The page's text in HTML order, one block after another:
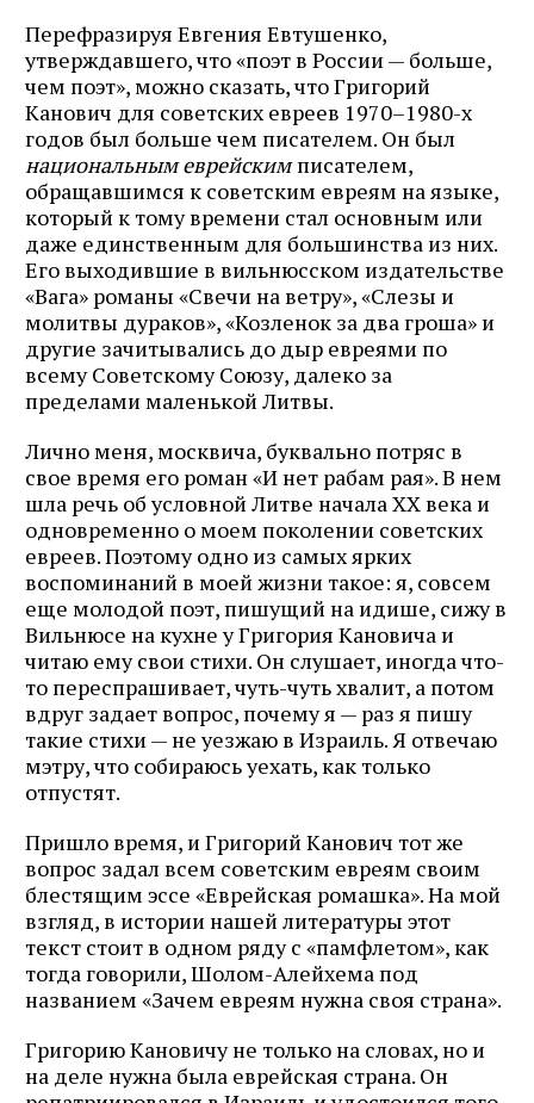
Перефразируя Евгения Евтушенко,
утверждавшего, что «поэт в России — больше,
чем поэт», можно сказать, что Григорий
Канович для советских евреев 1970–1980-х
годов был больше чем писателем. Он был
национальным еврейским писателем,
обращавшимся к советским евреям на языке,
который к тому времени стал основным или
даже единственным для большинства из них.
Его выходившие в вильнюсском издательстве
«Вага» романы «Свечи на ветру», «Слезы и
молитвы дураков», «Козленок за два гроша» и
другие зачитывались до дыр евреями по
всему Советскому Союзу, далеко за
пределами маленькой Литвы.
Лично меня, москвича, буквально потряс в
свое время его роман «И нет рабам рая». В нем
шла речь об условной Литве начала ХХ века и
одновременно о моем поколении советских
евреев. Поэтому одно из самых ярких
воспоминаний в моей жизни такое: я, совсем
еще молодой поэт, пишущий на идише, сижу в
Вильнюсе на кухне у Григория Кановича и
читаю ему свои стихи. Он слушает, иногда что-
то переспрашивает, чуть-чуть хвалит, а потом
вдруг задает вопрос, почему я — раз я пишу
такие стихи — не уезжаю в Израиль. Я отвечаю
мэтру, что собираюсь уехать, как только
отпустят.
Пришло время, и Григорий Канович тот же
вопрос задал всем советским евреям своим
блестящим эссе «Еврейская ромашка». На мой
взгляд, в истории нашей литературы этот
текст стоит в одном ряду с «памфлетом», как
тогда говорили, Шолом-Алейхема под
названием «Зачем евреям нужна своя страна».
Григорию Кановичу не только на словах, но и
на деле нужна была еврейская страна. Он